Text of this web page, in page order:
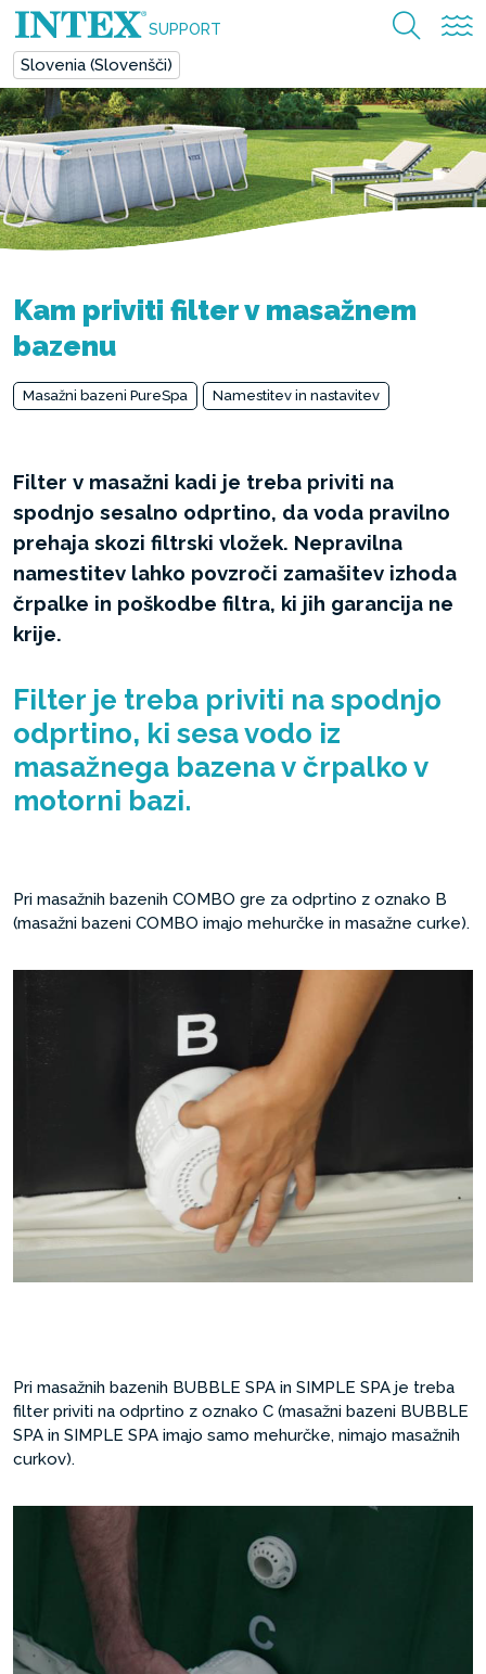
SUPPORT
Slovenia (Slovenšči)
Kam priviti filter v masažnem
bazenu
Masažni bazeni PureSpa Namestitev in nastavitev
Filter v masažni kadi je treba priviti na
spodnjo sesalno odprtino, da voda pravilno
prehaja skozi filtrski vložek. Nepravilna
namestitev lahko povzroči zamašitev izhoda
črpalke in poškodbe filtra, ki jih garancija ne
krije.
Filter je treba priviti na spodnjo
odprtino, ki sesa vodo iz
masažnega bazena v črpalko v
motorni bazi.
Pri masažnih bazenih COMBO gre za odprtino z oznako B
(masažni bazeni COMBO imajo mehurčke in masažne curke).
Pri masažnih bazenih BUBBLE SPA in SIMPLE SPA je treba
filter priviti na odprtino z oznako C (masažni bazeni BUBBLE
SPA in SIMPLE SPA imajo samo mehurčke, nimajo masažnih
curkov).